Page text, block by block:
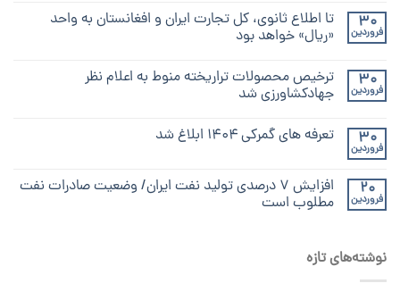
30
فروردین
تا اطلاع ثانوی، کل تجارت ایران و افغانستان به واحد
«ریال» خواهد بود
30
فروردین
ترخیص محصولات تراریخته منوط به اعلام نظر
جهادکشاورزی شد
30
فروردین
تعرفه های گمرکی ۱۴۰۴ ابلاغ شد
20
فروردین
افزایش ۷ درصدی تولید نفت ایران/ وضعیت صادرات نفت
مطلوب است
نوشته‌های تازه